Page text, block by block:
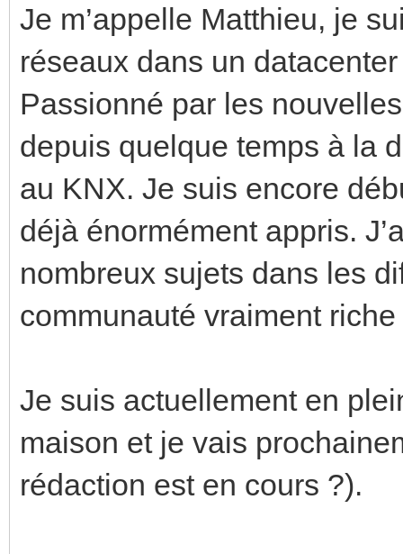
Je m’appelle Matthieu, je
réseaux dans un
Passionné par les
depuis quelque temps à la
au KNX. Je suis encore
déjà énormément appris.
nombreux sujets dans les
communauté vraiment
Je suis actuellement en
maison et je vais
rédaction est en cours ?).